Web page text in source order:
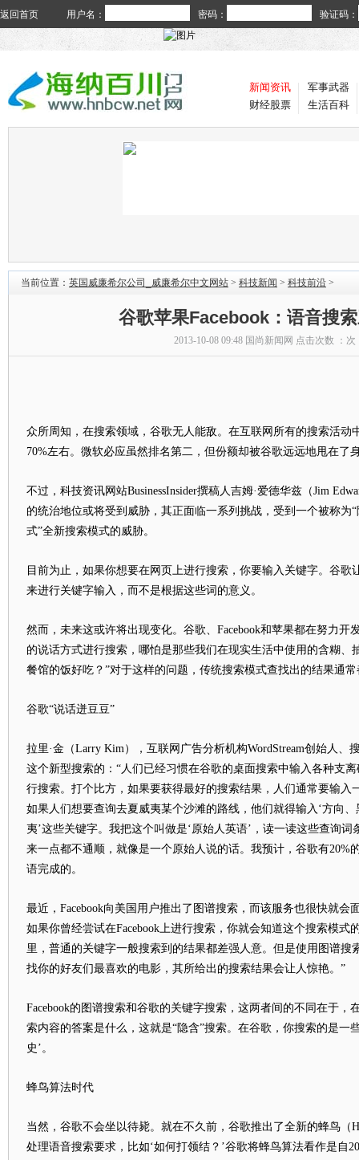
返回首页 用户名： 密码： 验证码：
新闻资讯
财经股票
军事武器
生活百科
当前位置： 英国威廉希尔公司_威廉希尔中文网站 > 科技新闻 > 科技前沿 >
谷歌苹果Facebook：语音搜
2013-10-08 09:48 国尚新闻网 点击次数 ： 次
众所周知，在搜索领域，谷歌无人能敌。在互联网所有的搜索活动
70%左右。微软必应虽然排名第二，但份额却被谷歌远远地甩在了
不过，科技资讯网站BusinessInsider撰稿人吉姆·爱德华兹（Jim
的统治地位或将受到威胁，其正面临一系列挑战，受到一个被称为“
式”全新搜索模式的威胁。
目前为止，如果你想要在网页上进行搜索，你要输入关键字。谷歌
来进行关键字输入，而不是根据这些词的意义。
然而，未来这或许将出现变化。谷歌、Facebook和苹果都在努力开
的说话方式进行搜索，哪怕是那些我们在现实生活中使用的含糊、
餐馆的饭好吃？”对于这样的问题，传统搜索模式查找出的结果通
谷歌“说话迸豆豆”
拉里·金（Larry Kim），互联网广告分析机构WordStream创始人、
这个新型搜索的：“人们已经习惯在谷歌的桌面搜索中输入各种支
行搜索。打个比方，如果要获得最好的搜索结果，人们通常要输入
如果人们想要查询去夏威夷某个沙滩的路线，他们就得输入‘方向
夷’这些关键字。我把这个叫做是‘原始人英语’，读一读这些查询
来一点都不通顺，就像是一个原始人说的话。我预计，谷歌有20%
语完成的。
最近，Facebook向美国用户推出了图谱搜索，而该服务也很快就会
如果你曾经尝试在Facebook上进行搜索，你就会知道这个搜索模式
里，普通的关键字一般搜索到的结果都差强人意。但是使用图谱搜
找你的好友们最喜欢的电影，其所给出的搜索结果会让人惊艳。”
Facebook的图谱搜索和谷歌的关键字搜索，这两者间的不同在于，
索内容的答案是什么，这就是“隐含”搜索。在谷歌，你搜索的是一
史’。
蜂鸟算法时代
当然，谷歌不会坐以待毙。就在不久前，谷歌推出了全新的蜂鸟（
处理语音搜索要求，比如‘如何打领结？’谷歌将蜂鸟算法看作是自